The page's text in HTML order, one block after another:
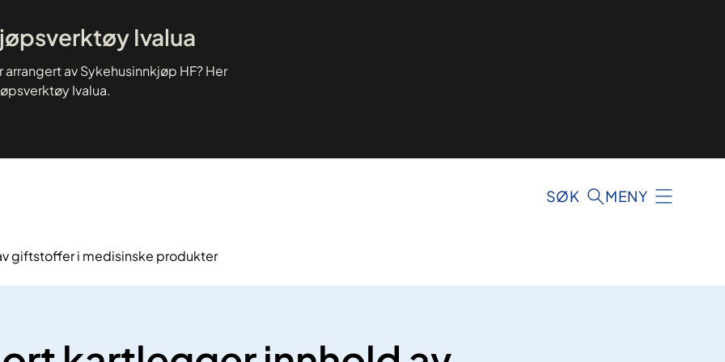
Ivalua
av Sykehusinnkjøp HF? Her
Ivalua.
SØK MENY
giftstoffer i medisinske produkter